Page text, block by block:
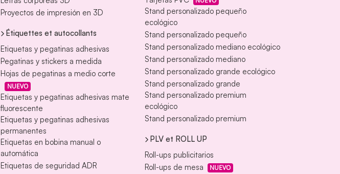
Proyectos de impresión en 3D
Étiquettes et autocollants
Etiquetas y pegatinas adhesivas
Pegatinas y stickers a medida
Hojas de pegatinas a medio corte
NUEVO
Etiquetas y pegatinas adhesivas mate
fluorescente
Etiquetas y pegatinas adhesivas
permanentes
Etiquetas en bobina manual o
automática
Etiquetas de seguridad ADR
Stand personalizado pequeño
ecológico
Stand personalizado pequeño
Stand personalizado mediano ecológico
Stand personalizado mediano
Stand personalizado grande ecológico
Stand personalizado grande
Stand personalizado premium
ecológico
Stand personalizado premium
PLV et ROLL UP
Roll-ups publicitarios
Roll-ups de mesa
NUEVO